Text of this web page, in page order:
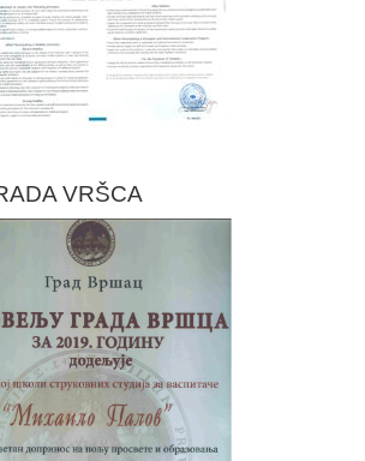
VRŠCA